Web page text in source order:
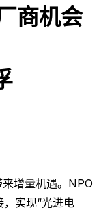
商机会
增量机遇。NPO
实现“光进电